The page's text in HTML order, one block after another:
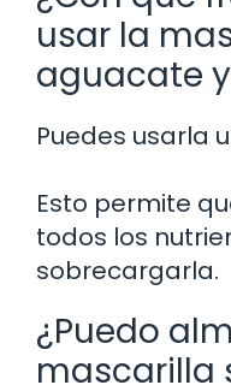
usar la
aguacate
Puedes usarla
Esto permite
todos los
sobrecargarla.
¿Puedo
mascarilla